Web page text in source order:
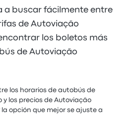
a buscar fácilmente entre
de Autoviação
los boletos más
de Autoviação
los horarios de autobús de
y los precios de Autoviação
la opción que mejor se ajuste a